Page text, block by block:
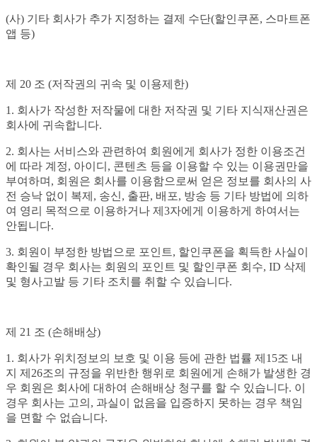
(사) 기타 회사가 추가 지정하는 결제 수단(할인쿠폰, 스마트폰
앱 등)
제 20 조 (저작권의 귀속 및 이용제한)
1. 회사가 작성한 저작물에 대한 저작권 및 기타 지식재산권은
회사에 귀속합니다.
2. 회사는 서비스와 관련하여 회원에게 회사가 정한 이용조건
에 따라 계정, 아이디, 콘텐츠 등을 이용할 수 있는 이용권만을
부여하며, 회원은 회사를 이용함으로써 얻은 정보를 회사의 사
전 승낙 없이 복제, 송신, 출판, 배포, 방송 등 기타 방법에 의하
여 영리 목적으로 이용하거나 제3자에게 이용하게 하여서는
안됩니다.
3. 회원이 부정한 방법으로 포인트, 할인쿠폰을 획득한 사실이
확인될 경우 회사는 회원의 포인트 및 할인쿠폰 회수, ID 삭제
및 형사고발 등 기타 조치를 취할 수 있습니다.
제 21 조 (손해배상)
1. 회사가 위치정보의 보호 및 이용 등에 관한 법률 제15조 내
지 제26조의 규정을 위반한 행위로 회원에게 손해가 발생한 경
우 회원은 회사에 대하여 손해배상 청구를 할 수 있습니다. 이
경우 회사는 고의, 과실이 없음을 입증하지 못하는 경우 책임
을 면할 수 없습니다.